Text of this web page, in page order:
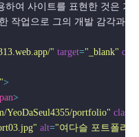
이용하여 사이트를 표현한 것
일한 작업으로 그의 개발 감각
" target="_blank" class
>
>
YeoDaSeul4355/portfolio" class
alt="여다슬 포트폴리